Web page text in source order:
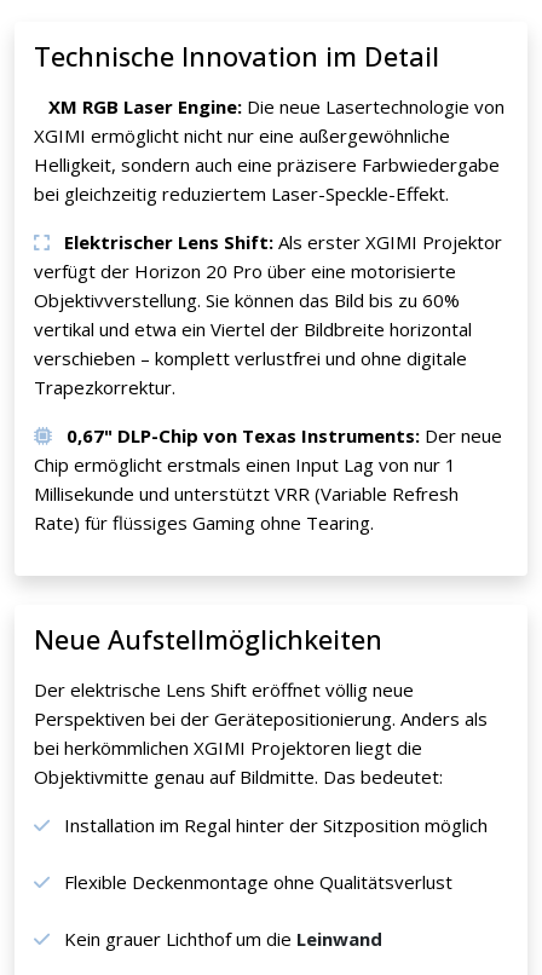
Technische Innovation im Detail
XM RGB Laser Engine: Die neue Lasertechnologie von
XGIMI ermöglicht nicht nur eine außergewöhnliche
Helligkeit, sondern auch eine präzisere Farbwiedergabe
bei gleichzeitig reduziertem Laser-Speckle-Effekt.
Elektrischer Lens Shift: Als erster XGIMI Projektor
verfügt der Horizon 20 Pro über eine motorisierte
Objektivverstellung. Sie können das Bild bis zu 60%
vertikal und etwa ein Viertel der Bildbreite horizontal
verschieben – komplett verlustfrei und ohne digitale
Trapezkorrektur.
0,67" DLP-Chip von Texas Instruments: Der neue
Chip ermöglicht erstmals einen Input Lag von nur 1
Millisekunde und unterstützt VRR (Variable Refresh
Rate) für flüssiges Gaming ohne Tearing.
Neue Aufstellmöglichkeiten
Der elektrische Lens Shift eröffnet völlig neue
Perspektiven bei der Gerätepositionierung. Anders als
bei herkömmlichen XGIMI Projektoren liegt die
Objektivmitte genau auf Bildmitte. Das bedeutet:
Installation im Regal hinter der Sitzposition möglich
Flexible Deckenmontage ohne Qualitätsverlust
Kein grauer Lichthof um die Leinwand